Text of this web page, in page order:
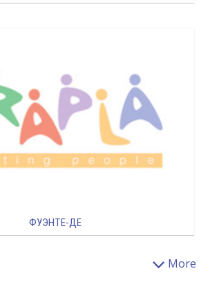
ФУЭНТЕ-ДЕ
More